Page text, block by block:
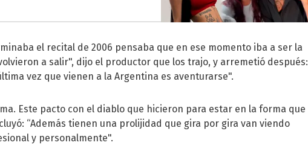
el recital de 2006 pensaba que en ese momento iba a ser la
a salir", dijo el productor que los trajo, y arremetió después:
vez que vienen a la Argentina es aventurarse".
Este pacto con el diablo que hicieron para estar en la forma que
“Además tienen una prolijidad que gira por gira van viendo
y personalmente".